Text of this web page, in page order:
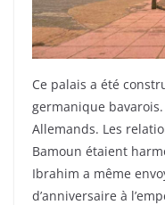
Ce palais a été
germanique bavarois.
Allemands. Les
Bamoun étaient
Ibrahim a même
d’anniversaire à